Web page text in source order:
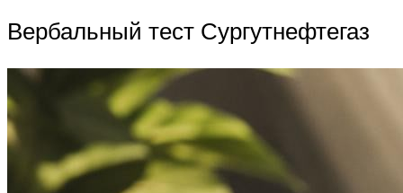
Вербальный тест Сургутнефтегаз